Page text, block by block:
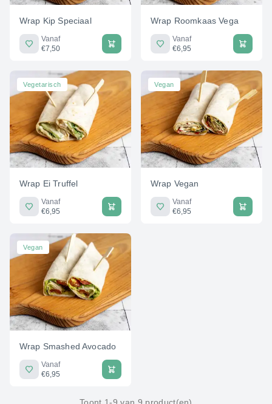
Wrap Kip Speciaal
Vanaf
€7,50
Wrap Roomkaas Vega
Vanaf
€6,95
Vegetarisch
Wrap Ei Truffel
Vanaf
€6,95
Vegan
Wrap Vegan
Vanaf
€6,95
Vegan
Wrap Smashed Avocado
Vanaf
€6,95